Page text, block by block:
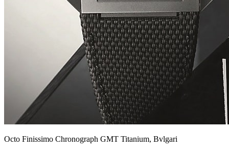
Octo Finissimo Chronograph GMT Titanium, Bvlgari